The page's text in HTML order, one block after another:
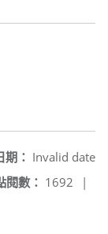
期： Invalid date
閱數： 1692 |